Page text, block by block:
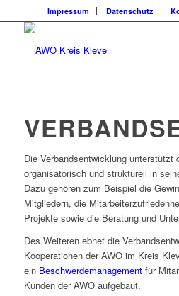
Impressum Datenschutz
Die Verbandsentwicklung unterstützt
organisatorisch und strukturell in
Dazu gehören zum Beispiel die
Mitgliedern, die
Projekte sowie die Beratung und
Des Weiteren ebnet die
Kooperationen der AWO im Kreis
ein Beschwerdemanagementfür
Kunden der AWO aufgebaut.